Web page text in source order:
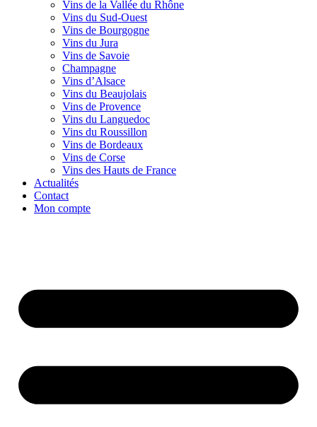
Vins de la Vallée du Rhône
Vins du Sud-Ouest
Vins de Bourgogne
Vins du Jura
Vins de Savoie
Champagne
Vins d’Alsace
Vins du Beaujolais
Vins de Provence
Vins du Languedoc
Vins du Roussillon
Vins de Bordeaux
Vins de Corse
Vins des Hauts de France
Actualités
Contact
Mon compte